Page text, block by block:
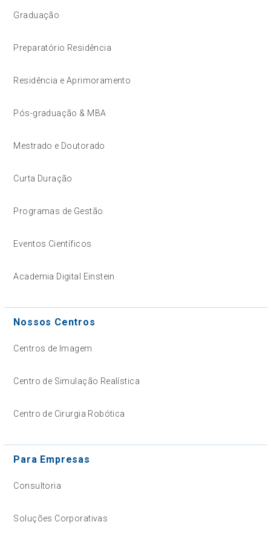
Graduação
Preparatório Residência
Residência e Aprimoramento
Pós-graduação & MBA
Mestrado e Doutorado
Curta Duração
Programas de Gestão
Eventos Científicos
Academia Digital Einstein
Nossos Centros
Centros de Imagem
Centro de Simulação Realística
Centro de Cirurgia Robótica
Para Empresas
Consultoria
Soluções Corporativas